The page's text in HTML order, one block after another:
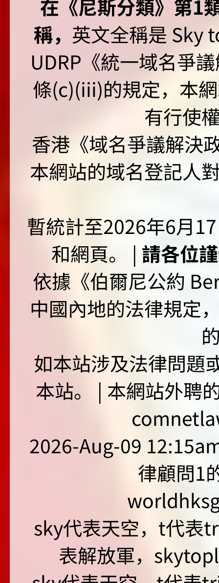
在《尼斯分類》第
稱， 英文全稱是 Sky
UDRP《統一域名爭
條(c)(iii)的規定，本
有行使
香港《域名爭議解決
本網站的域名登記人
暫統計至2026年6月
和網頁。 | 請各位
依據《伯爾尼公約
中國內地的法律規定
如本站涉及法律問題
本站。 | 本網站外聘
2026-Aug-09
律顧問1
sky代表天空，t代表
表解放軍，